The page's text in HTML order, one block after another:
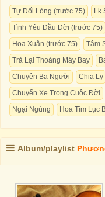
Tự Dối Lòng (trước 75)
Lk
Tình Yêu Đầu Đời (trước 75)
Hoa Xuân (trước 75)
Tâm
Trả Lại Thoáng Mây Bay
Chuyện Ba Người
Chia Ly
Chuyến Xe Trong Cuộc Đời
Ngại Ngùng
Hoa Tím Lục
Album/playlist